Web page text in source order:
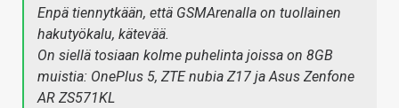
Enpä tiennytkään, että GSMArenalla on tuollainen
hakutyökalu, kätevää.
On siellä tosiaan kolme puhelinta joissa on 8GB
muistia: OnePlus 5, ZTE nubia Z17 ja Asus Zenfone
AR ZS571KL